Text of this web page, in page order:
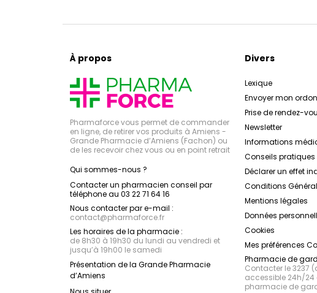
À propos
Pharmaforce vous permet de commander
en ligne, de retirer vos produits à Amiens -
Grande Pharmacie d’Amiens (Fachon) ou
de les recevoir chez vous ou en point retrait
Qui sommes-nous ?
Contacter un pharmacien conseil par
téléphone au 03 22 71 64 16
Nous contacter par e-mail :
contact@pharmaforce.fr
Les horaires de la pharmacie :
de 8h30 à 19h30 du lundi au vendredi et
jusqu’à 19h00 le samedi
Présentation de la Grande Pharmacie
d’Amiens
Divers
Lexique
Envoyer mon
Prise de rendez-
Newsletter
Informations
Conseils pratiques
Déclarer un effet
Conditions
Mentions légales
Données
Cookies
Mes préférences
Pharmacie de
Contacter le 3237
accessible 24h/24
pharmacie de